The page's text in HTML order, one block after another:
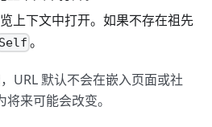
上下文中打开。如果不存在祖先
Self 。
URL 默认不会在嵌入页面或社
来可能会改变。